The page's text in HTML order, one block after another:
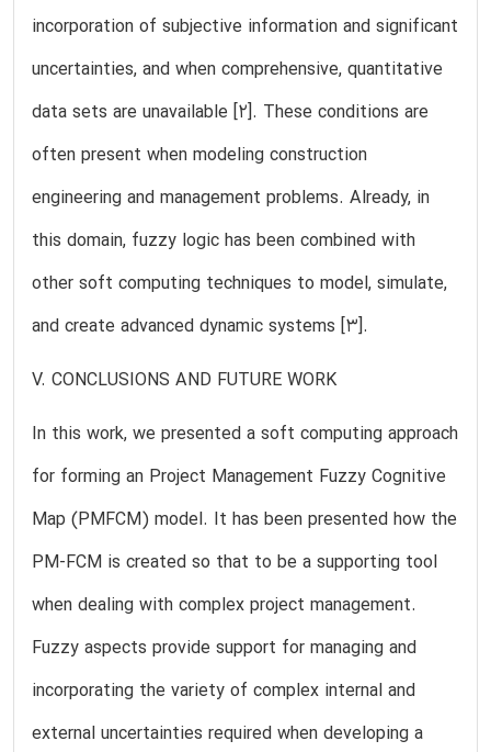
incorporation of subjective information and significant
uncertainties, and when comprehensive, quantitative
data sets are unavailable [2]. These conditions are
often present when modeling construction
engineering and management problems. Already, in
this domain, fuzzy logic has been combined with
other soft computing techniques to model, simulate,
and create advanced dynamic systems [3].
V. CONCLUSIONS AND FUTURE WORK
In this work, we presented a soft computing approach
for forming an Project Management Fuzzy Cognitive
Map (PMFCM) model. It has been presented how the
PM-FCM is created so that to be a supporting tool
when dealing with complex project management.
Fuzzy aspects provide support for managing and
incorporating the variety of complex internal and
external uncertainties required when developing a